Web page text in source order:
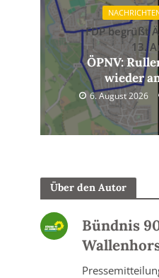
FDP begrüßt
13.
ÖPNV:
wieder
6. August 2026
Über den Autor
Bündnis